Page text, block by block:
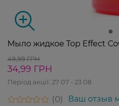
Мыло жидкое Top Effect
49,99 ГРН
34,99 ГРН
Період акції: 27 07 - 23 08
0
Ваш отзыв